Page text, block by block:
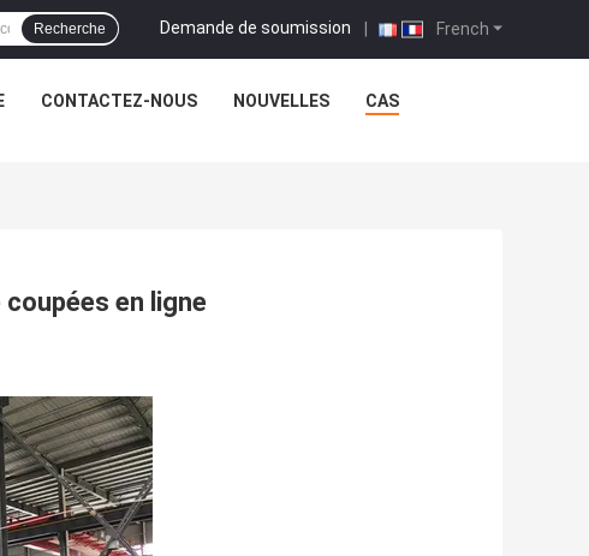
French
Demande de soumission |
Recherche
CONTACTEZ-NOUS NOUVELLES CAS
en ligne